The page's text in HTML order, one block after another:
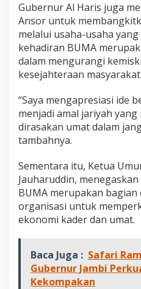
Gubernur Al Haris juga
Ansor untuk
melalui usaha-usaha
kehadiran BUMA
dalam mengurangi
kesejahteraan masyarakat.
“Saya mengapresiasi ide
menjadi amal jariyah
dirasakan umat dalam
tambahnya.
Sementara itu, Ketua
Jauharuddin,
BUMA merupakan
organisasi untuk
ekonomi kader dan umat.
Baca Juga : Safari
Gubernur Jambi
Kekompakan